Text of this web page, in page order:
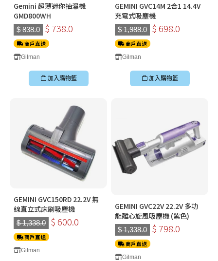
Gemini 超薄迷你抽濕機
GMD800WH
$ 838.0 $ 738.0
商戶直送
Gilman
加入購物籃
GEMINI GVC14M 2合1 14.4V
充電式吸塵機
$ 1,988.0 $ 698.0
商戶直送
Gilman
加入購物籃
GEMINI GVC150RD 22.2V 無
線直立式床刷吸塵機
$ 1,338.0 $ 600.0
商戶直送
Gilman
GEMINI GVC22V 22.2V 多功
能離心旋風吸塵機 (紫色)
$ 1,338.0 $ 798.0
商戶直送
Gilman